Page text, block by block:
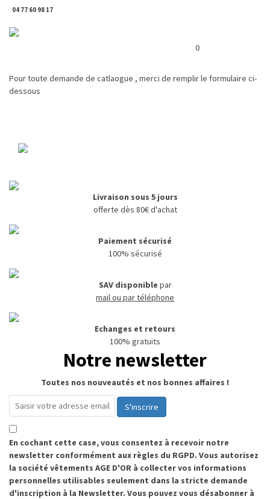
04 77 60 98 17
0
Pour toute demande de catlaogue , merci de remplir le formulaire ci-
dessous
Livraison sous 5 jours
offerte dès 80€ d'achat
Paiement sécurisé
100% sécurisé
SAV disponible par
mail ou par téléphone
Echanges et retours
100% gratuits
Notre newsletter
Toutes nos nouveautés et nos bonnes affaires !
S'inscrire
En cochant cette case, vous consentez à recevoir notre
newsletter conformément aux règles du RGPD. Vous autorisez
la société vêtements AGE D'OR à collecter vos informations
personnelles utilisables seulement dans la stricte demande
d'inscription à la Newsletter. Vous pouvez vous désabonner à